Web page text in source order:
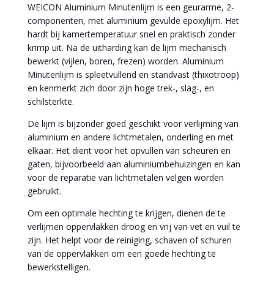
WEICON Aluminium Minutenlijm is een geurarme, 2-
componenten, met aluminium gevulde epoxylijm. Het
hardt bij kamertemperatuur snel en praktisch zonder
krimp uit. Na de uitharding kan de lijm mechanisch
bewerkt (vijlen, boren, frezen) worden. Aluminium
Minutenlijm is spleetvullend en standvast (thixotroop)
en kenmerkt zich door zijn hoge trek-, slag-, en
schilsterkte.
De lijm is bijzonder goed geschikt voor verlijming van
aluminium en andere lichtmetalen, onderling en met
elkaar. Het dient voor het opvullen van scheuren en
gaten, bijvoorbeeld aan aluminiumbehuizingen en kan
voor de reparatie van lichtmetalen velgen worden
gebruikt.
Om een optimale hechting te krijgen, dienen de te
verlijmen oppervlakken droog en vrij van vet en vuil te
zijn. Het helpt voor de reiniging, schaven of schuren
van de oppervlakken om een goede hechting te
bewerkstelligen.